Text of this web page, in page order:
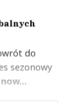
do
sezonowy